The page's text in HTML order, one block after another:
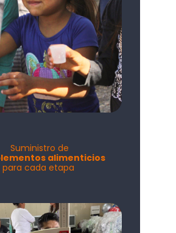
Suministro de
alimenticios
para cada etapa